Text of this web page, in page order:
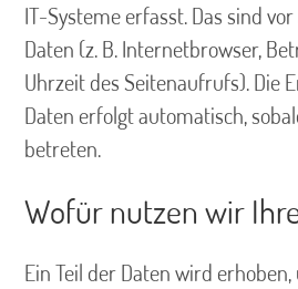
IT-Systeme erfasst. Das sind
Daten (z. B. Internetbrowser,
Uhrzeit des Seitenaufrufs). Die
Daten erfolgt automatisch,
betreten.
Wofür nutzen wir
Ein Teil der Daten wird